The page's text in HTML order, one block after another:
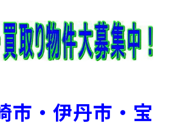
市・伊丹市・宝